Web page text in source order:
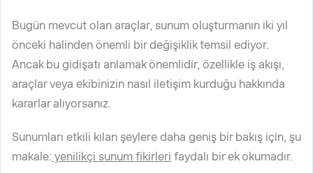
Bugün mevcut olan araçlar, sunum oluşturmanın iki yıl
önceki halinden önemli bir değişiklik temsil ediyor.
Ancak bu gidişatı anlamak önemlidir, özellikle iş akışı,
araçlar veya ekibinizin nasıl iletişim kurduğu hakkında
kararlar alıyorsanız.
Sunumları etkili kılan şeylere daha geniş bir bakış için, şu
makale: yenilikçi sunum fikirleri faydalı bir ek okumadır.